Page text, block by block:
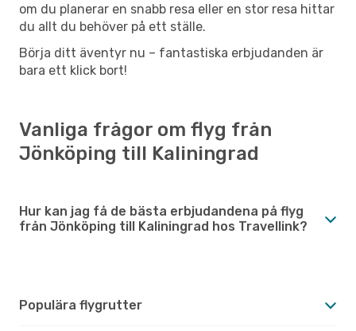
om du planerar en snabb resa eller en stor resa hittar
du allt du behöver på ett ställe.
Börja ditt äventyr nu – fantastiska erbjudanden är
bara ett klick bort!
Vanliga frågor om flyg från
Jönköping till Kaliningrad
Hur kan jag få de bästa erbjudandena på flyg
från Jönköping till Kaliningrad hos Travellink?
Populära flygrutter